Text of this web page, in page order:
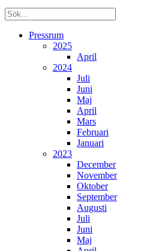
Pressrum
2025
April
2024
Juli
Juni
Maj
April
Mars
Februari
Januari
2023
December
November
Oktober
September
Augusti
Juli
Juni
Maj